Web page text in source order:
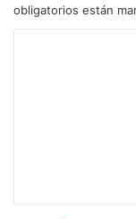
obligatorios están